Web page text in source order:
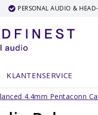
PERSONAL AUDIO & HEAD-
KLANTENSERVICE
4.4mm Pentaconn